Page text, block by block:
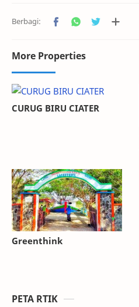
More Properties
CURUG BIRU CIATER
Greenthink
PETA RTIK